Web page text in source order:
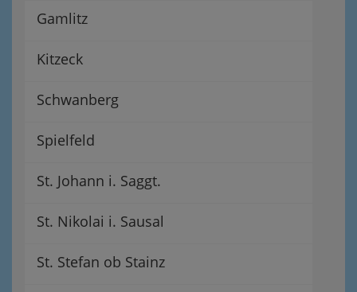
Gamlitz
Kitzeck
Schwanberg
Spielfeld
St. Johann i. Saggt.
St. Nikolai i. Sausal
St. Stefan ob Stainz